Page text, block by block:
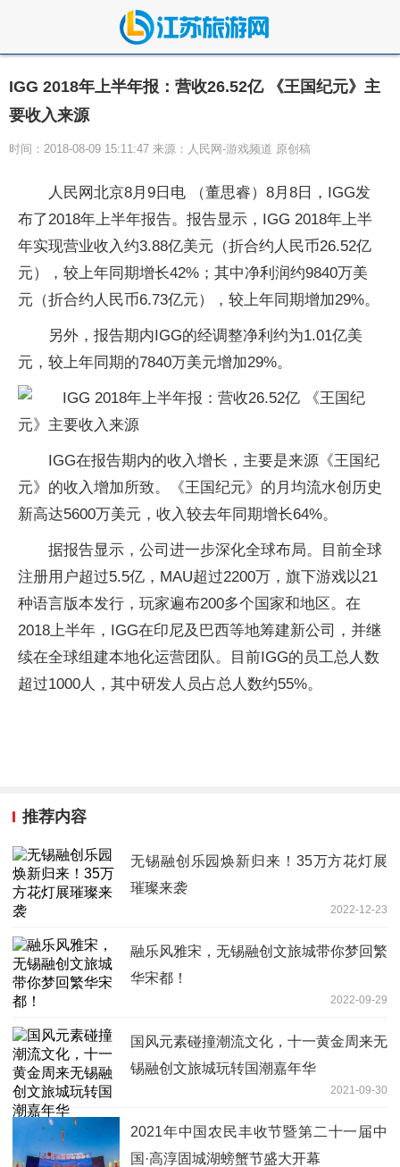
IGG 2018年上半年报：营收26.52亿 《王国纪元》主
要收入来源
时间：2018-08-09 15:11:47 来源：人民网-游戏频道 原创稿
人民网北京8月9日电 （董思睿）8月8日，IGG发
布了2018年上半年报告。报告显示，IGG 2018年上半
年实现营业收入约3.88亿美元（折合约人民币26.52亿
元），较上年同期增长42%；其中净利润约9840万美
元（折合约人民币6.73亿元），较上年同期增加29%。
另外，报告期内IGG的经调整净利约为1.01亿美
元，较上年同期的7840万美元增加29%。
IGG在报告期内的收入增长，主要是来源《王国纪
元》的收入增加所致。
《王国纪元》的月均流水创历史
新高达5600万美元，收入较去年同期增长64%。
据报告显示，公司进一步深化全球布局。目前全球
注册用户超过5.5亿，MAU超过2200万，旗下游戏以21
种语言版本发行，玩家遍布200多个国家和地区。在
2018上半年，IGG在印尼及巴西等地筹建新公司，并继
续在全球组建本地化运营团队。目前IGG的员工总人数
超过1000人，其中研发人员占总人数约55%。
推荐内容
无锡融创乐园焕新归来！35万方花灯展
璀璨来袭
2022-12-23
融乐风雅宋，无锡融创文旅城带你梦回繁
华宋都！
2022-09-29
国风元素碰撞潮流文化，十一黄金周来无
锡融创文旅城玩转国潮嘉年华
2021-09-30
2021年中国农民丰收节暨第二十一届中
国·高淳固城湖螃蟹节盛大开幕